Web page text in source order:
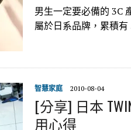
男生一定要必備的 3C
屬於日系品牌，累積
智慧家庭 2010-08-04
[分享] 日本
用心得